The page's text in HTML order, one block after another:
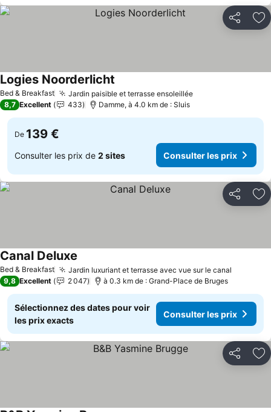
Partager
Bed & Breakfast Jardin paisible et terrasse ensoleillée
Logies Noorderlicht
8,7 Excellent 433 Damme, à 4.0 km de : Sluis
De 139 €
Consulter les prix de 2 sites Consulter les prix
Partager
Bed & Breakfast Jardin luxuriant et terrasse avec vue sur le canal
Canal Deluxe
9,8 Excellent 2 047 à 0.3 km de : Grand-Place de Bruges
Sélectionnez des dates pour voir
les prix exacts
Consulter les prix
Partager